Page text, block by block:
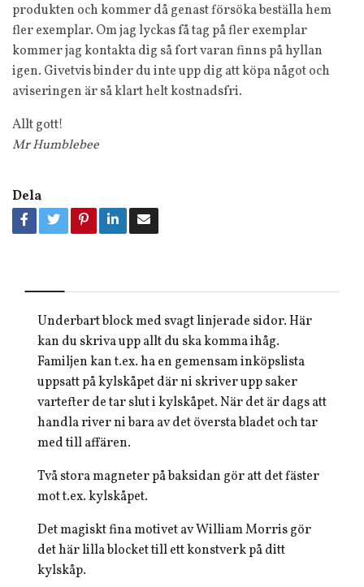
produkten och kommer då genast försöka beställa hem
fler exemplar. Om jag lyckas få tag på fler exemplar
kommer jag kontakta dig så fort varan finns på hyllan
igen. Givetvis binder du inte upp dig att köpa något och
aviseringen är så klart helt kostnadsfri.
Allt gott!
Mr Humblebee
Dela
Underbart block med svagt linjerade sidor. Här
kan du skriva upp allt du ska komma ihåg.
Familjen kan t.ex. ha en gemensam inköpslista
uppsatt på kylskåpet där ni skriver upp saker
vartefter de tar slut i kylskåpet. När det är dags att
handla river ni bara av det översta bladet och tar
med till affären.
Två stora magneter på baksidan gör att det fäster
mot t.ex. kylskåpet.
Det magiskt fina motivet av William Morris gör
det här lilla blocket till ett konstverk på ditt
kylskåp.